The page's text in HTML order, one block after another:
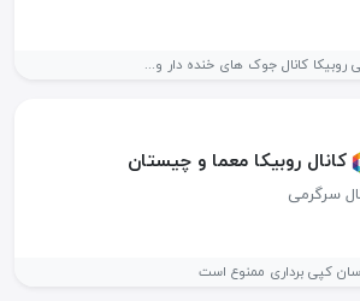
روبیکا کانال جوک های خنده دار و...
کانال روبیکا معما و چیستان
سرگرمی
کپی برداری ممنوع است